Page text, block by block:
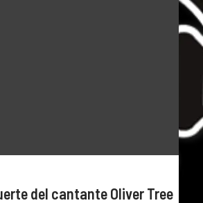
del cantante Oliver Tree